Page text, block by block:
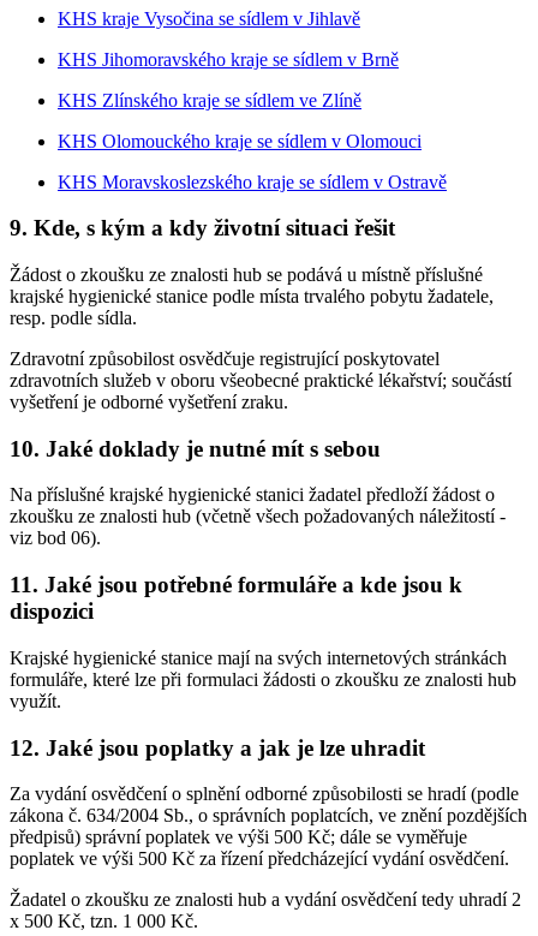
KHS kraje Vysočina se sídlem v Jihlavě
KHS Jihomoravského kraje se sídlem v Brně
KHS Zlínského kraje se sídlem ve Zlíně
KHS Olomouckého kraje se sídlem v Olomouci
KHS Moravskoslezského kraje se sídlem v Ostravě
9. Kde, s kým a kdy životní situaci řešit
Žádost o zkoušku ze znalosti hub se podává u místně příslušné
krajské hygienické stanice podle místa trvalého pobytu žadatele,
resp. podle sídla.
Zdravotní způsobilost osvědčuje registrující poskytovatel
zdravotních služeb v oboru všeobecné praktické lékařství; součástí
vyšetření je odborné vyšetření zraku.
10. Jaké doklady je nutné mít s sebou
Na příslušné krajské hygienické stanici žadatel předloží žádost o
zkoušku ze znalosti hub (včetně všech požadovaných náležitostí -
viz bod 06).
11. Jaké jsou potřebné formuláře a kde jsou k
dispozici
Krajské hygienické stanice mají na svých internetových stránkách
formuláře, které lze při formulaci žádosti o zkoušku ze znalosti hub
využít.
12. Jaké jsou poplatky a jak je lze uhradit
Za vydání osvědčení o splnění odborné způsobilosti se hradí (podle
zákona č. 634/2004 Sb., o správních poplatcích, ve znění pozdějších
předpisů) správní poplatek ve výši 500 Kč; dále se vyměřuje
poplatek ve výši 500 Kč za řízení předcházející vydání osvědčení.
Žadatel o zkoušku ze znalosti hub a vydání osvědčení tedy uhradí 2
x 500 Kč, tzn. 1 000 Kč.